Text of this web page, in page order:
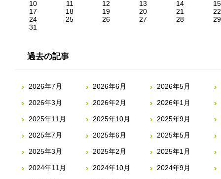
10
11 12 13 14
15
17
18 19 20 21
22
24
25 26 27 28
29
31
過去の記事
2026年7月 2026年6月 2026年5月
2026年3月 2026年2月 2026年1月
2025年11月 2025年10月 2025年9月
2025年7月 2025年6月 2025年5月
2025年3月 2025年2月 2025年1月
2024年11月 2024年10月 2024年9月